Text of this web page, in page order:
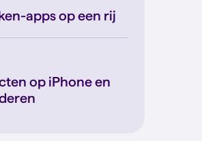
apps op een rij
op iPhone en